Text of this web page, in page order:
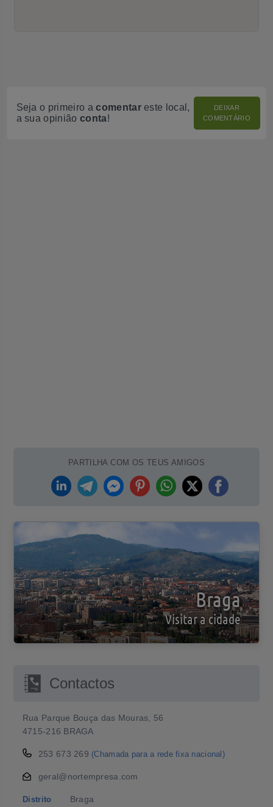
Seja o primeiro acomentareste local,
a sua opinião conta!
DEIXAR
COMENTÁRIO
PARTILHA COM OS TEUS AMIGOS
Braga
Visitar a cidade
Contactos
Rua Parque Bouça das Mouras, 56
4715-216 BRAGA
253 673 269 (Chamada para a rede fixa nacional)
geral@nortempresa.com
Distrito Braga